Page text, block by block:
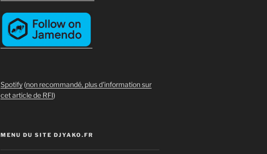
Spotify(non recommandé, plus d'information sur
cet article de RFI)
MENU DU SITE DJYAKO.FR